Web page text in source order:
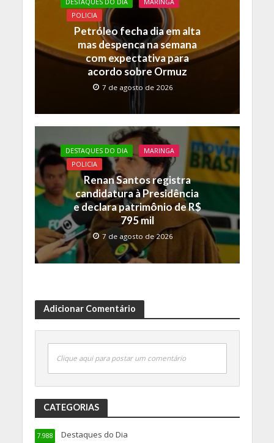
POLICIA
Petróleo fecha dia em alta
mas despenca na semana
com expectativa para
acordo sobre Ormuz
7 de agosto de 2026
DESTAQUES DO DIA
MARINGA
POLICIA
Renan Santos registra
candidatura à Presidência
e declara patrimônio de R$
795 mil
7 de agosto de 2026
Adicionar Comentário
Clique aqui para postar um comentário
CATEGORIAS
Destaques do Dia
7.988